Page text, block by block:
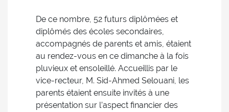
De ce nombre, 52 futurs diplômées et
diplômés des écoles secondaires,
accompagnés de parents et amis, étaient
au rendez-vous en ce dimanche à la fois
pluvieux et ensoleillé. Accueillis par le
vice-recteur, M. Sid-Ahmed Selouani, les
parents étaient ensuite invités à une
présentation sur l’aspect financier des